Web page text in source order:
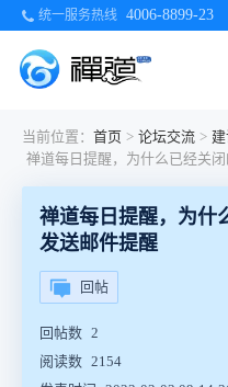
统一服务热线 4006-8899-23
当前位置： 首页 > 论坛交流 >
禅道每日提醒，为什
发送邮件提醒
回帖
回帖数 2
阅读数 2154